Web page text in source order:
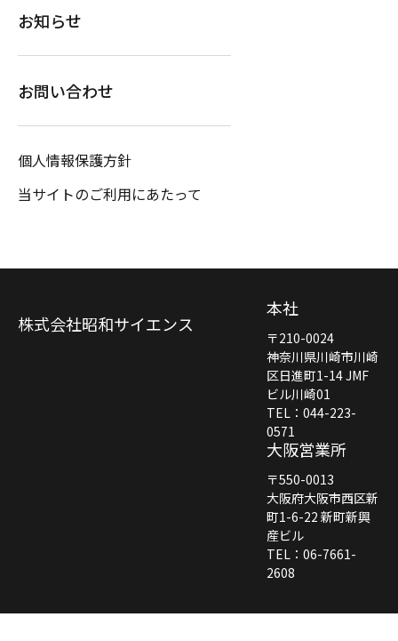
お知らせ
お問い合わせ
個人情報保護方針
当サイトのご利用にあたって
株式会社昭和サイエンス
本社
〒210-0024
神奈川県川崎市川崎
区日進町1-14 JMF
ビル川崎01
TEL：044-223-
0571
大阪営業所
〒550-0013
大阪府大阪市西区新
町1-6-22 新町新興
産ビル
TEL：06-7661-
2608